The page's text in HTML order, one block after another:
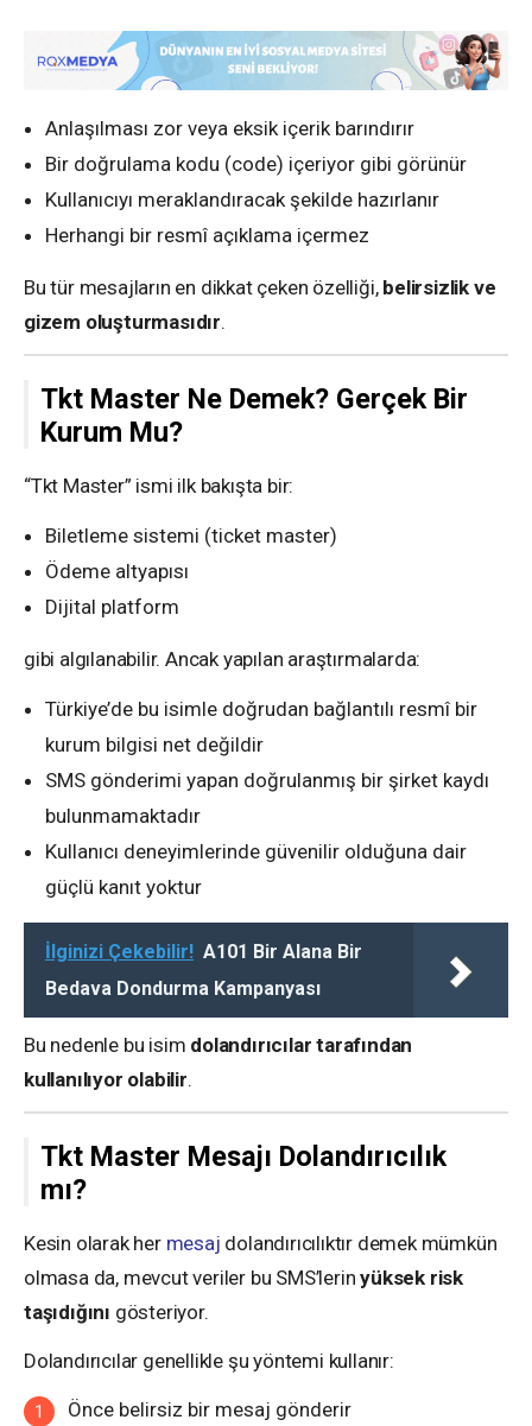
Anlaşılması zor veya eksik içerik barındırır
Bir doğrulama kodu (code) içeriyor gibi görünür
Kullanıcıyı meraklandıracak şekilde hazırlanır
Herhangi bir resmî açıklama içermez
Bu tür mesajların en dikkat çeken özelliği, belirsizlik ve
gizem oluşturmasıdır.
Tkt Master Ne Demek? Gerçek Bir
Kurum Mu?
“Tkt Master” ismi ilk bakışta bir:
Biletleme sistemi (ticket master)
Ödeme altyapısı
Dijital platform
gibi algılanabilir. Ancak yapılan araştırmalarda:
Türkiye’de bu isimle doğrudan bağlantılı resmî bir
kurum bilgisi net değildir
SMS gönderimi yapan doğrulanmış bir şirket kaydı
bulunmamaktadır
Kullanıcı deneyimlerinde güvenilir olduğuna dair
güçlü kanıt yoktur
İlginizi Çekebilir! A101 Bir Alana Bir
Bedava Dondurma Kampanyası
Bu nedenle bu isim dolandırıcılar tarafından
kullanılıyor olabilir.
Tkt Master Mesajı Dolandırıcılık
mı?
Kesin olarak her mesaj dolandırıcılıktır demek mümkün
olmasa da, mevcut veriler bu SMS’lerinyüksek risk
taşıdığını gösteriyor.
Dolandırıcılar genellikle şu yöntemi kullanır:
Önce belirsiz bir mesaj gönderir